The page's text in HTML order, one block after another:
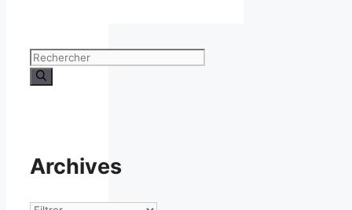
Rechercher :
Archives